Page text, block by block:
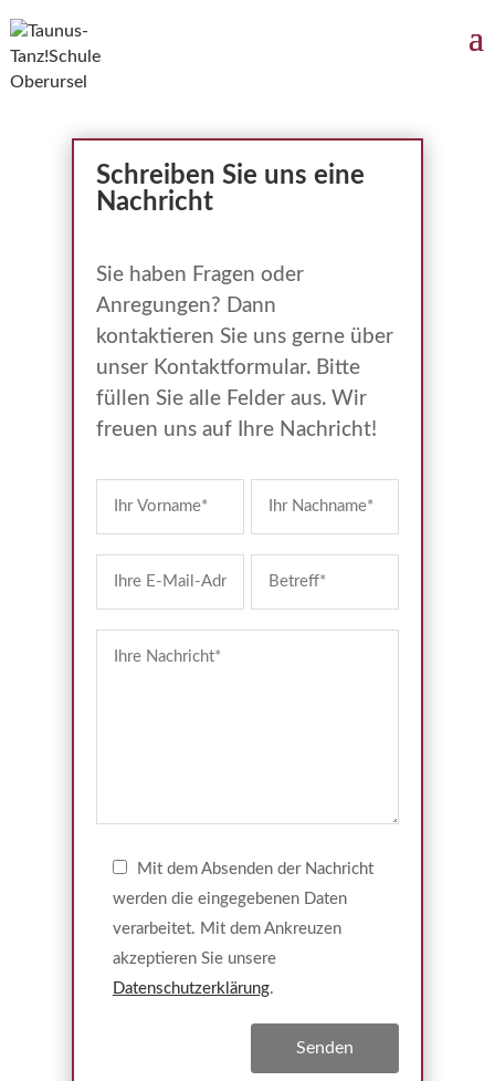
Schreiben Sie uns eine
Nachricht
Sie haben Fragen oder
Anregungen? Dann
kontaktieren Sie uns gerne über
unser Kontaktformular. Bitte
füllen Sie alle Felder aus. Wir
freuen uns auf Ihre Nachricht!
Mit dem Absenden der Nachricht
werden die eingegebenen Daten
verarbeitet. Mit dem Ankreuzen
akzeptieren Sie unsere
Datenschutzerklärung.